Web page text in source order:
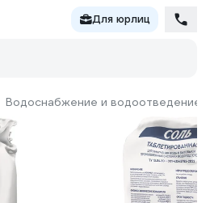
Для юрлиц
Водоснабжение и водоотведение